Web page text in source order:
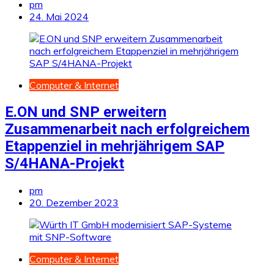
pm
24. Mai 2024
Computer & Internet
E.ON und SNP erweitern
Zusammenarbeit nach erfolgreichem
Etappenziel in mehrjährigem SAP
S/4HANA-Projekt
pm
20. Dezember 2023
Computer & Internet